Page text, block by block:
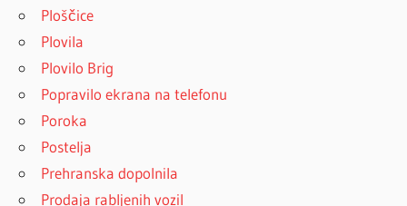
Ploščice
Plovila
Plovilo Brig
Popravilo ekrana na telefonu
Poroka
Postelja
Prehranska dopolnila
Prodaja rabljenih vozil